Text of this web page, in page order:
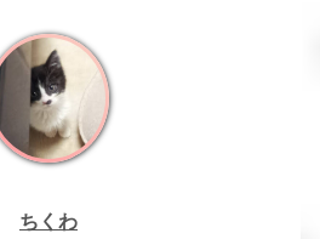
ちくわ